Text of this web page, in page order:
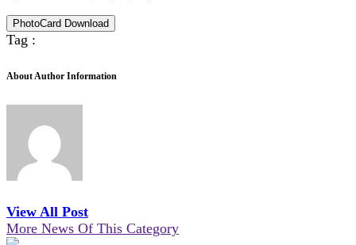
PhotoCard Download
Tag :
About Author Information
View All Post
More News Of This Category